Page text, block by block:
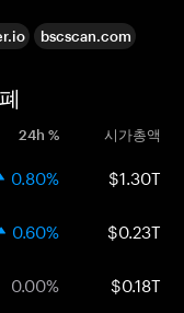
bscscan.com
24h % 시가총액
0.80% $1.30T
0.60% $0.23T
0.00% $0.18T